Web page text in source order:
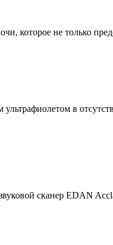
которое не только
в
сканер EDAN